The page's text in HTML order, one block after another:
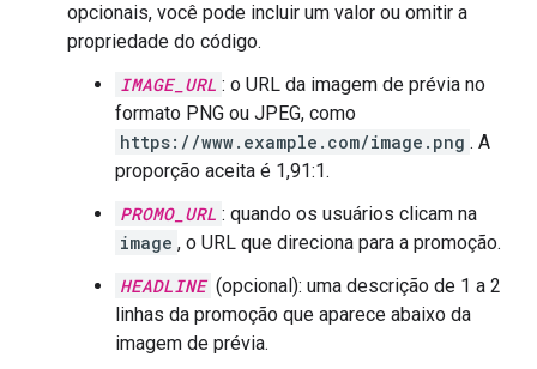
opcionais, você pode incluir um valor ou omitir a
propriedade do código.
IMAGE_URL : o URL da imagem de prévia no
formato PNG ou JPEG, como
https://www.example.com/image.png . A
proporção aceita é 1,91:1.
PROMO_URL : quando os usuários clicam na
image , o URL que direciona para a promoção.
HEADLINE (opcional): uma descrição de 1 a 2
linhas da promoção que aparece abaixo da
imagem de prévia.